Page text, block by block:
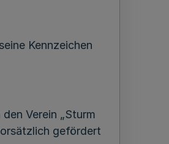
Kennzeichen
Verein „Sturm
gefördert